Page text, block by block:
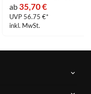
ab 35,70 €
UVP 56.75 €*
inkl. MwSt.